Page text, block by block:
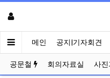
메인 공지|기자회견
공문철 회의자료실 사진